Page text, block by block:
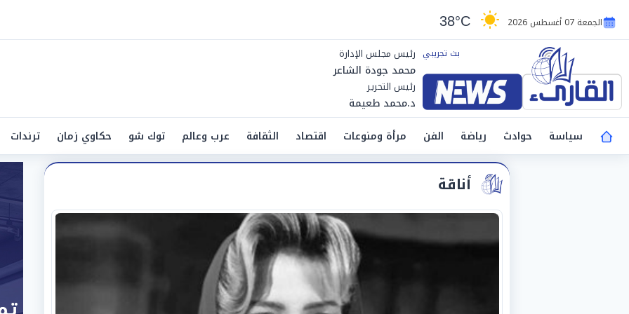
الجمعة 07 أغسطس 2026 38°C
رئيس مجلس الإدارة
محمد جودة الشاعر
رئيس التحرير
د.محمد طعيمة
سياسة
حوادث رياضة الفن مرأة ومنوعات اقتصاد الثقافة عرب وعالم توك شو حكاوي زمان ترندات
أناقة